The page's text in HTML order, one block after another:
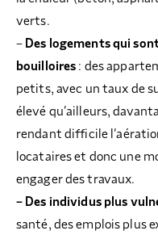
verts.
– Des logements qui
bouilloires : des
petits, avec un taux de
élevé qu’ailleurs,
rendant difficile
locataires et donc une
engager des travaux.
– Des individus plus
santé, des emplois plus